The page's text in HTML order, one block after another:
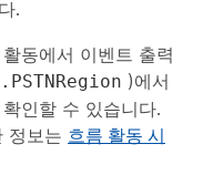
.
동에서 이벤트 출력
)에서
인할 수 있습니다.
정보는 흐름 활동 시